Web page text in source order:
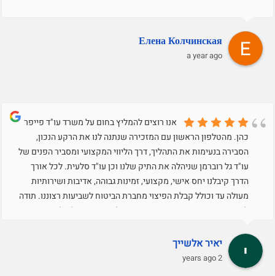
Елена Колчинская
a year ago
אנו רוצים להמליץ בחום על משרד עו"ד פייפר
כהן. מהטלפון הראשון עם המזכירה שנתנה לנו את הרקע הנכון,
הסבירה בנעימות את התהליך, דרך הליווי המקצועי ומסביר הפנים של
עו"ד גל רוברמן שניהלה את התיק שלנו וכן עו"ד סלעית. לכל אורך
הדרך קיבלנו יחס אישי, מקצועי, זמינות גבוהה, אדיבות ושירותיות
מעולה עד וכולל קבלת הפיצוי מחברת הביטוח לשביעות רצוננו. תודה
לחדווה המקסימה שסייעה בסיום התהליך. משרד של אלופים!
יאיר אלשייך
2 years ago